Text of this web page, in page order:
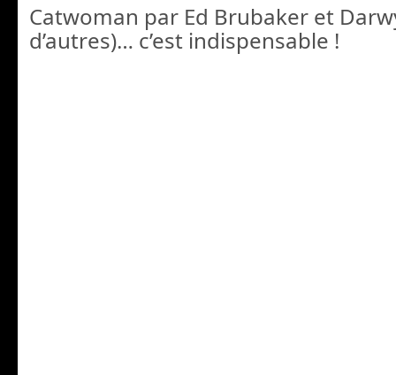
Catwoman par Ed Brubaker et
d’autres)… c’est indispensable !